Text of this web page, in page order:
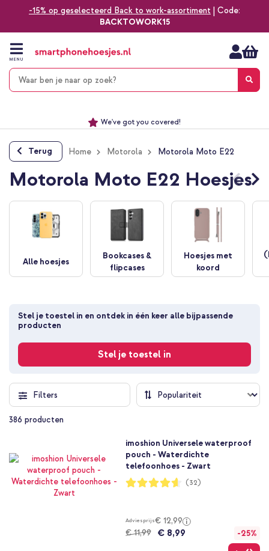
-15% op geselecteerd Back to work-assortiment | Code:
BACKTOWORK15
naar
inhoud
MENU
Alles voor jouw telefoon, tablet, smartwatch of laptop
We've got you covered!
Terug Home Motorola Motorola Moto E22
Motorola Moto E22 Hoesjes
Alle hoesjes
Bookcases &
flipcases
Hoesjes met
koord
Stel je toestel in en ontdek in één keer alle bijpassende
producten
Stel je toestel in
Filters
386 producten
imoshion Universele waterproof
pouch - Waterdichte
telefoonhoes - Zwart
Waardering:
92%
(32)
Adviesprijs€ 12,99
€ 11,99
€ 8,99 -25%